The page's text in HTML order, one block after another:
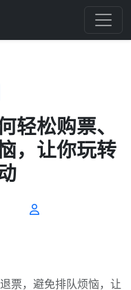
轻松购票、
，让你玩转
票，避免排队烦恼，让